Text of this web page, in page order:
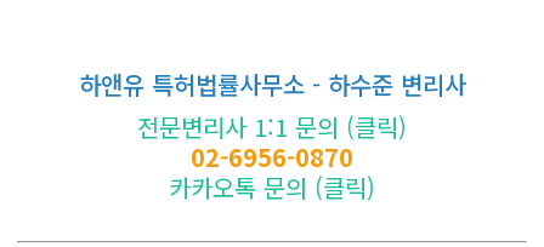
하앤유 특허법률사무소 - 하수준 변리사
전문변리사 1:1 문의 (클릭)
02-6956-0870
카카오톡 문의 (클릭)